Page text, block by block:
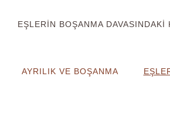
EŞLERİN BOŞANMA DAVASINDAKİ
AYRILIK VE BOŞANMA